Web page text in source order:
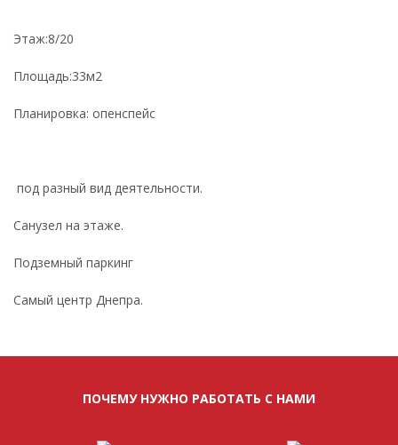
Этаж:8/20
Площадь:33м2
Планировка: опенспейс
под разный вид деятельности.
Санузел на этаже.
Подземный паркинг
Самый центр Днепра.
ПОЧЕМУ НУЖНО РАБОТАТЬ С НАМИ